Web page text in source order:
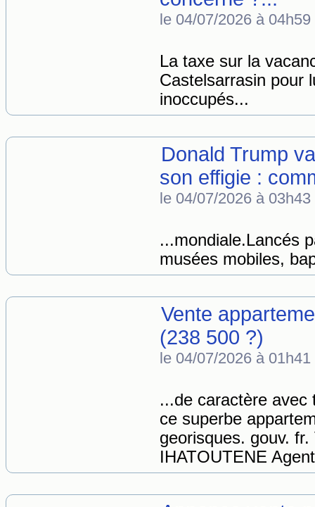
le 04/07/2026 à 04h59
La taxe sur la
Castelsarrasin pour
inoccupés...
Donald Trump
son effigie :
le 04/07/2026 à 03h43
...mondiale.Lancés
musées mobiles,
Vente
(238 500 ?)
le 04/07/2026 à 01h41
...de caractère
ce superbe
georisques. gouv.
IHATOUTENE